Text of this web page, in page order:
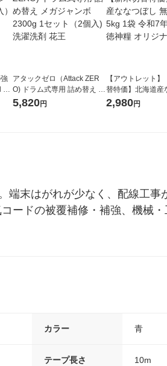
1
アタックゼロ（Attack ZER
O) ドラム式専用 詰め替え メ
ガジャンボ 2300g 1セット
5,820円
【アウトレット】
替特価】北海道産
し 無洗米 5kg 1袋
2,980円
端末はがれが少なく、配線工事
ードの被覆補修・補強、機械
カラー 青
テープ長さ 10m